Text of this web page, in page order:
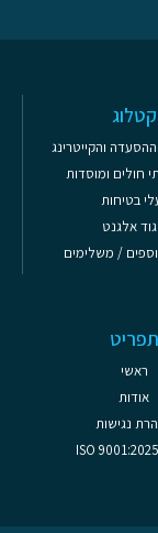
קטלוג
והקייטרינג
חולים ומוסדות
בטיחות
אלגנט
/ משלימים
תפריט
ראשי
אודות
נגישות